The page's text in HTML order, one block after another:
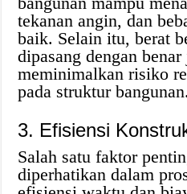
tekanan angin, dan
baik. Selain itu, berat
dipasang dengan
meminimalkan risiko
pada struktur bangunan.
3. Efisiensi
Salah satu faktor
diperhatikan dalam